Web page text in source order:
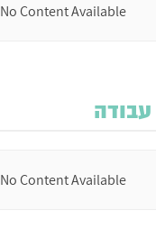
No Content Available
עבודה
No Content Available